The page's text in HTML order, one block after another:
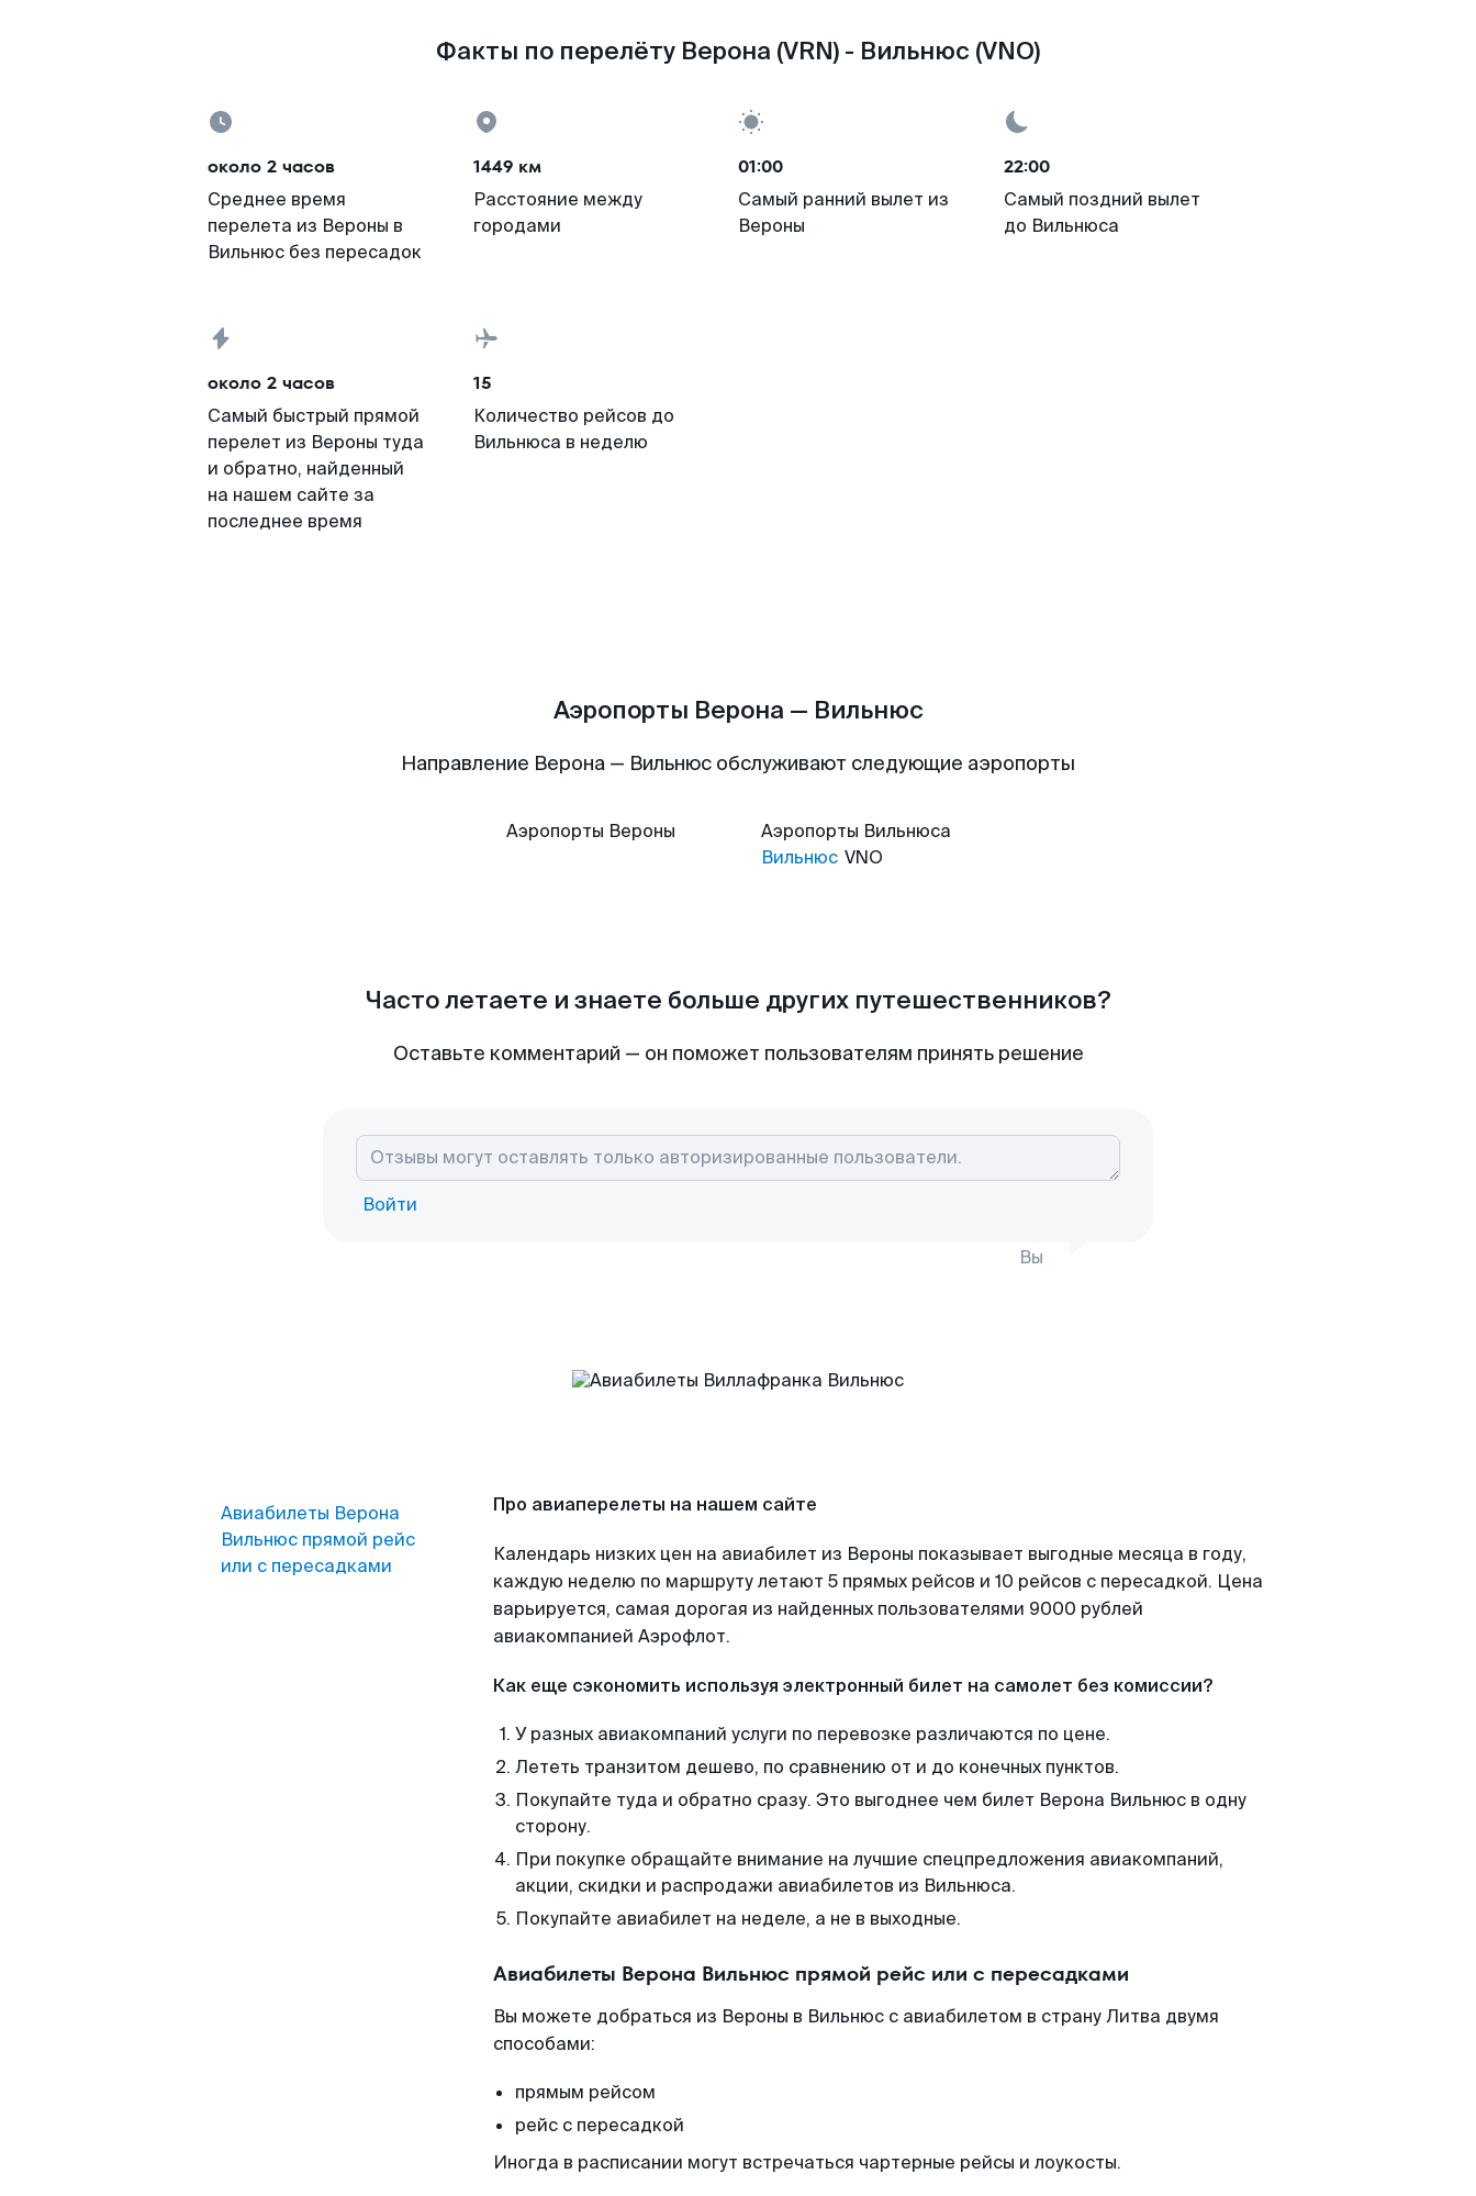
Факты по перелёту Верона (VRN) - Вильнюс (VNO)
около 2 часов
Среднее время
перелета из Вероны в
Вильнюс без пересадок
1449 км
Расстояние между
городами
01:00
Самый ранний вылет из
Вероны
22:00
Самый поздний вылет
до Вильнюса
около 2 часов
Самый быстрый прямой
перелет из Вероны туда
и обратно, найденный
на нашем сайте за
последнее время
15
Количество рейсов до
Вильнюса в неделю
Аэропорты Верона — Вильнюс
Направление Верона — Вильнюс обслуживают следующие аэропорты
Аэропорты Вероны Аэропорты Вильнюса
Вильнюс VNO
Часто летаете и знаете больше других путешественников?
Оставьте комментарий — он поможет пользователям принять решение
Войти
Вы
Авиабилеты Верона
Вильнюс прямой рейс
или с пересадками
Про авиаперелеты на нашем сайте
Календарь низких цен на авиабилет из Вероны показывает выгодные месяца в году,
каждую неделю по маршруту летают 5 прямых рейсов и 10 рейсов с пересадкой. Цена
варьируется, самая дорогая из найденных пользователями 9000 рублей
авиакомпанией Аэрофлот.
Как еще сэкономить используя электронный билет на самолет без комиссии?
У разных авиакомпаний услуги по перевозке различаются по цене.
Лететь транзитом дешево, по сравнению от и до конечных пунктов.
Покупайте туда и обратно сразу. Это выгоднее чем билет Верона Вильнюс в одну
сторону.
При покупке обращайте внимание на лучшие спецпредложения авиакомпаний,
акции, скидки и распродажи авиабилетов из Вильнюса.
Покупайте авиабилет на неделе, а не в выходные.
Авиабилеты Верона Вильнюс прямой рейс или с пересадками
Вы можете добраться из Вероны в Вильнюс с авиабилетом в страну Литва двумя
способами:
прямым рейсом
рейс с пересадкой
Иногда в расписании могут встречаться чартерные рейсы и лоукосты.